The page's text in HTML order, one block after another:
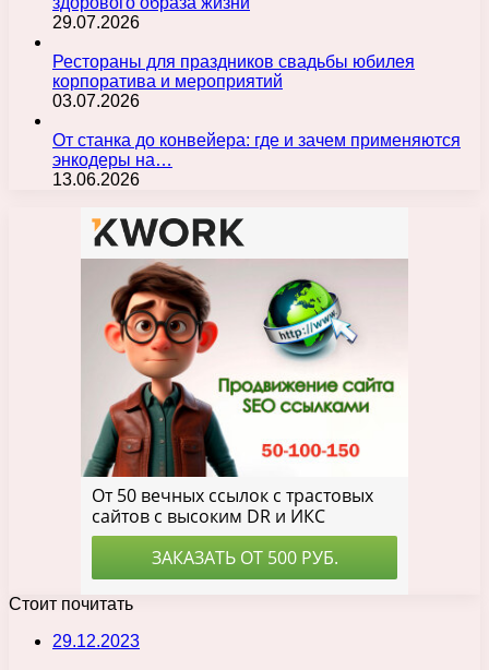
29.07.2026
Рестораны для праздников свадьбы юбилея
корпоратива и мероприятий
03.07.2026
От станка до конвейера: где и зачем применяются
энкодеры на…
13.06.2026
Стоит почитать
29.12.2023